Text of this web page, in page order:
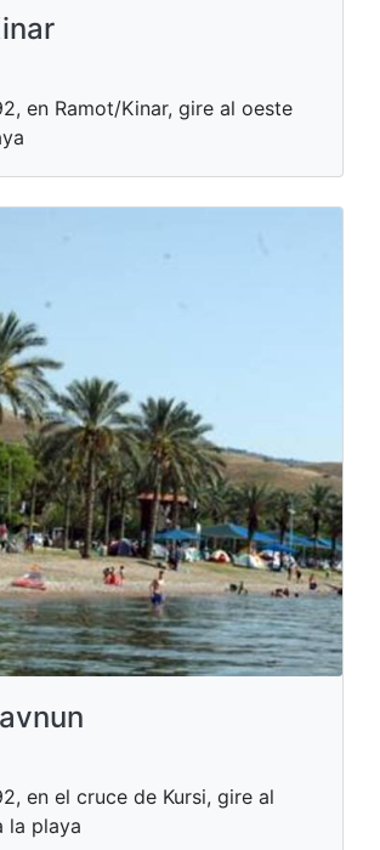
en Ramot/Kinar, gire al oeste
en el cruce de Kursi, gire al
la playa